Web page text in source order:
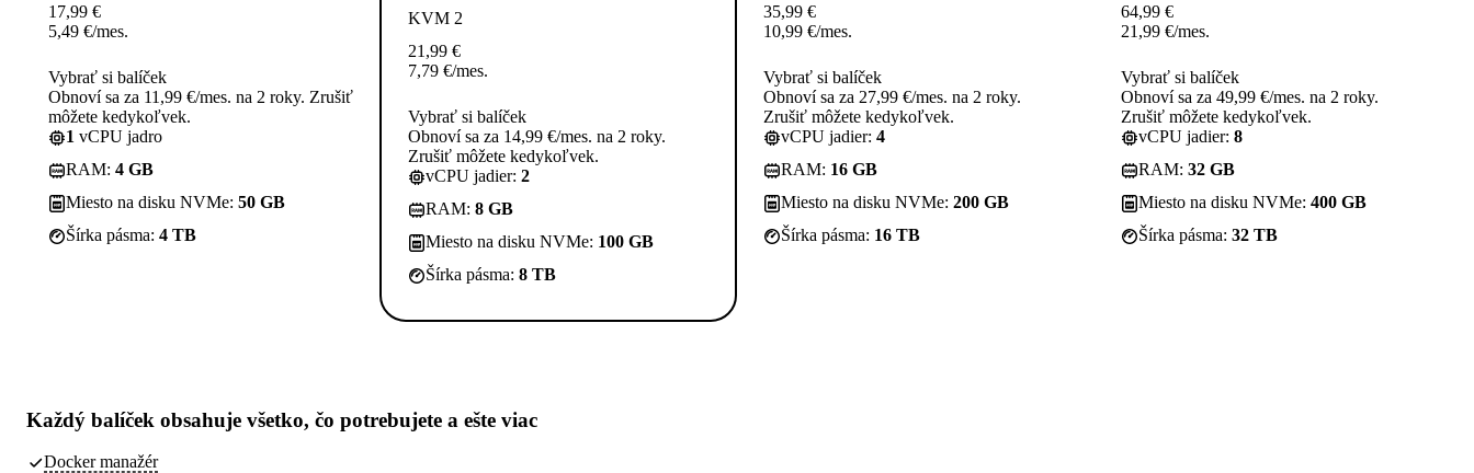
17,99 €
5,49 €/mes.
Vybrať si balíček
Obnoví sa za 11,99 €/mes. na 2 roky. Zrušiť
môžete kedykoľvek.
1 vCPU jadro
RAM: 4 GB
Miesto na disku NVMe: 50 GB
Šírka pásma: 4 TB
KVM 2
21,99 €
7,79 €/mes.
Vybrať si balíček
Obnoví sa za 14,99 €/mes. na 2 roky.
Zrušiť môžete kedykoľvek.
vCPU jadier: 2
RAM: 8 GB
Miesto na disku NVMe: 100 GB
Šírka pásma: 8 TB
35,99 €
10,99 €/mes.
Vybrať si balíček
Obnoví sa za 27,99 €/mes. na 2 roky.
Zrušiť môžete kedykoľvek.
vCPU jadier: 4
RAM: 16 GB
Miesto na disku NVMe: 200 GB
Šírka pásma: 16 TB
64,99 €
21,99 €/mes.
Vybrať si balíček
Obnoví sa za 49,99 €/mes. na 2 roky.
Zrušiť môžete kedykoľvek.
vCPU jadier: 8
RAM: 32 GB
Miesto na disku NVMe: 400 GB
Šírka pásma: 32 TB
Každý balíček obsahuje všetko, čo potrebujete a ešte viac
Docker manažér